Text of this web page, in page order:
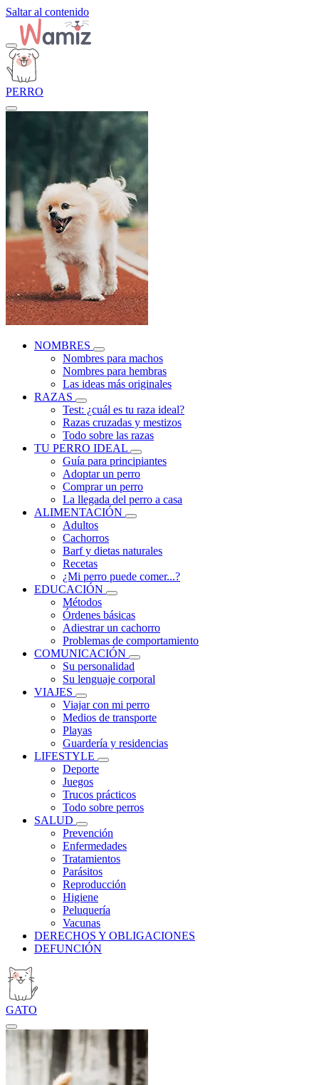
Saltar al contenido
PERRO
NOMBRES
Nombres para machos
Nombres para hembras
Las ideas más originales
RAZAS
Test: ¿cuál es tu raza ideal?
Razas cruzadas y mestizos
Todo sobre las razas
TU PERRO IDEAL
Guía para principiantes
Adoptar un perro
Comprar un perro
La llegada del perro a casa
ALIMENTACIÓN
Adultos
Cachorros
Barf y dietas naturales
Recetas
¿Mi perro puede comer...?
EDUCACIÓN
Métodos
Órdenes básicas
Adiestrar un cachorro
Problemas de comportamiento
COMUNICACIÓN
Su personalidad
Su lenguaje corporal
VIAJES
Viajar con mi perro
Medios de transporte
Playas
Guardería y residencias
LIFESTYLE
Deporte
Juegos
Trucos prácticos
Todo sobre perros
SALUD
Prevención
Enfermedades
Tratamientos
Parásitos
Reproducción
Higiene
Peluquería
Vacunas
DERECHOS Y OBLIGACIONES
DEFUNCIÓN
GATO